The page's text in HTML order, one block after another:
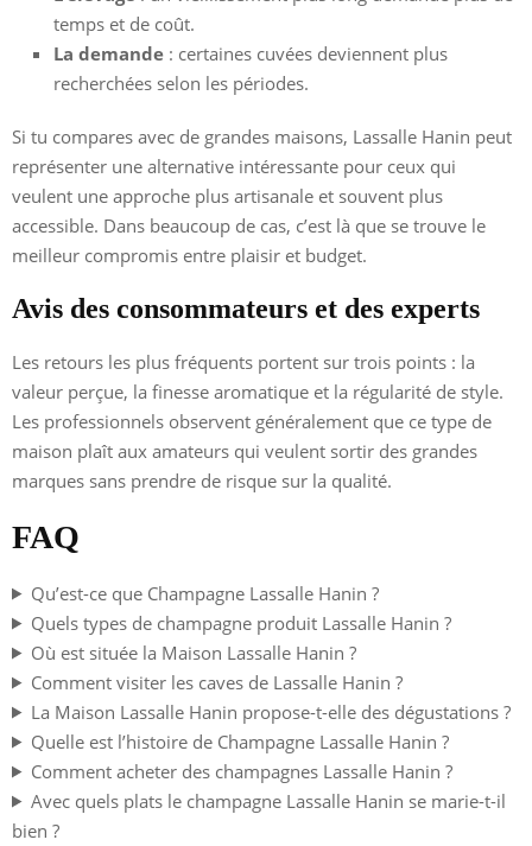
temps et de coût.
La demande : certaines cuvées deviennent plus
recherchées selon les périodes.
Si tu compares avec de grandes maisons, Lassalle Hanin peut
représenter une alternative intéressante pour ceux qui
veulent une approche plus artisanale et souvent plus
accessible. Dans beaucoup de cas, c’est là que se trouve le
meilleur compromis entre plaisir et budget.
Avis des consommateurs et des experts
Les retours les plus fréquents portent sur trois points : la
valeur perçue, la finesse aromatique et la régularité de style.
Les professionnels observent généralement que ce type de
maison plaît aux amateurs qui veulent sortir des grandes
marques sans prendre de risque sur la qualité.
FAQ
Qu’est-ce que Champagne Lassalle Hanin ?
Quels types de champagne produit Lassalle Hanin ?
Où est située la Maison Lassalle Hanin ?
Comment visiter les caves de Lassalle Hanin ?
La Maison Lassalle Hanin propose-t-elle des dégustations ?
Quelle est l’histoire de Champagne Lassalle Hanin ?
Comment acheter des champagnes Lassalle Hanin ?
Avec quels plats le champagne Lassalle Hanin se marie-t-il
bien ?